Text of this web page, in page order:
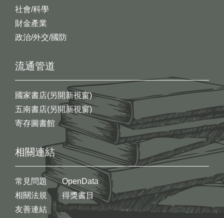
社會/科學
財金產業
政治/外交/國防
流通管道
國家書店(另開新視窗)
五南書店(另開新視窗)
寄存圖書館
相關連結
常見問題
相關法規
友善連結
OpenData
得獎書目